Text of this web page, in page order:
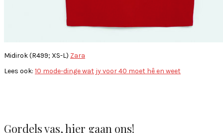
Midirok (R499; XS-L) Zara
Lees ook: 10 mode-dinge wat jy voor 40 moet hê en weet
Gordels vas, hier gaan ons!